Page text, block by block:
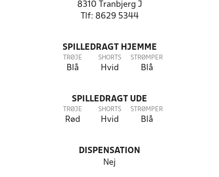
8310 Tranbjerg J
Tlf: 8629 5344
SPILLEDRAGT HJEMME
TRØJE
Blå
SHORTS
Hvid
STRØMPER
Blå
SPILLEDRAGT UDE
TRØJE
Rød
SHORTS
Hvid
STRØMPER
Blå
DISPENSATION
Nej